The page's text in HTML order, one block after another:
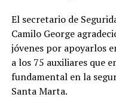
El secretario de
Camilo George
jóvenes por apoyarlos
a los 75 auxiliares que
fundamental en la
Santa Marta.